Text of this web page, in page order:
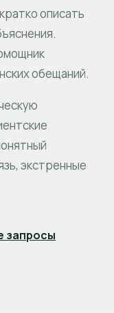
описать
обещаний.
экстренные
запросы